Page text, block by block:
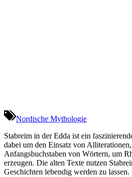
Nordische Mythologie
Stabreim in der Edda ist ein
dabei um den Einsatz von
Anfangsbuchstaben von Wörtern, um
erzeugen. Die alten Texte nutzen
Geschichten lebendig werden zu lassen.